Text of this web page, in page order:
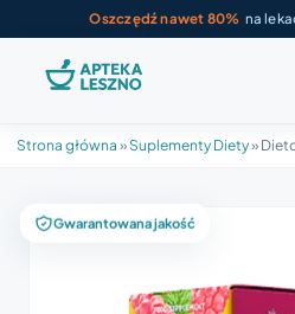
Oszczędź nawet 80% na
Strona główna » Suplementy Diety»
Gwarantowana jakość